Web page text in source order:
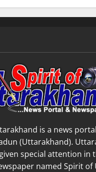
is a news
(Uttarakhand).
special attention in
named Spirit of